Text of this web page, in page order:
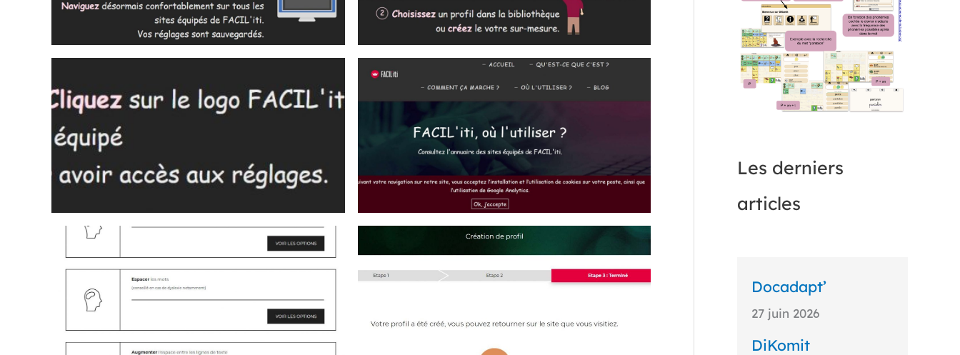
Les derniers
articles
Docadapt’
27 juin 2026
DiKomit